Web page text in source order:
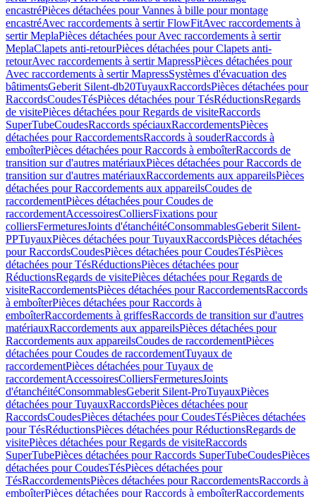
encastréPièces détachées pour Vannes à bille pour montage
encastréAvec raccordements à sertir FlowFitAvec raccordements à
sertir MeplaPièces détachées pour Avec raccordements à sertir
MeplaClapets anti-retourPièces détachées pour Clapets anti-
retourAvec raccordements à sertir MapressPièces détachées pour
Avec raccordements à sertir MapressSystèmes d'évacuation des
bâtimentsGeberit Silent-db20TuyauxRaccordsPièces détachées pour
RaccordsCoudesTésPièces détachées pour TésRéductionsRegards
de visitePièces détachées pour Regards de visiteRaccords
SuperTubeCoudesRaccords spéciauxRaccordementsPièces
détachées pour RaccordementsRaccords à souderRaccords à
emboîterPièces détachées pour Raccords à emboîterRaccords de
transition sur d'autres matériauxPièces détachées pour Raccords de
transition sur d'autres matériauxRaccordements aux appareilsPièces
détachées pour Raccordements aux appareilsCoudes de
raccordementPièces détachées pour Coudes de
raccordementAccessoiresColliersFixations pour
colliersFermeturesJoints d'étanchéitéConsommablesGeberit Silent-
PPTuyauxPièces détachées pour TuyauxRaccordsPièces détachées
pour RaccordsCoudesPièces détachées pour CoudesTésPièces
détachées pour TésRéductionsPièces détachées pour
RéductionsRegards de visitePièces détachées pour Regards de
visiteRaccordementsPièces détachées pour RaccordementsRaccords
à emboîterPièces détachées pour Raccords à
emboîterRaccordements à griffesRaccords de transition sur d'autres
matériauxRaccordements aux appareilsPièces détachées pour
Raccordements aux appareilsCoudes de raccordementPièces
détachées pour Coudes de raccordementTuyaux de
raccordementPièces détachées pour Tuyaux de
raccordementAccessoiresColliersFermeturesJoints
d'étanchéitéConsommablesGeberit Silent-ProTuyauxPièces
détachées pour TuyauxRaccordsPièces détachées pour
RaccordsCoudesPièces détachées pour CoudesTésPièces détachées
pour TésRéductionsPièces détachées pour RéductionsRegards de
visitePièces détachées pour Regards de visiteRaccords
SuperTubePièces détachées pour Raccords SuperTubeCoudesPièces
détachées pour CoudesTésPièces détachées pour
TésRaccordementsPièces détachées pour RaccordementsRaccords à
emboîterPièces détachées pour Raccords à emboîterRaccordements